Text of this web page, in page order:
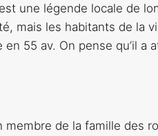
une légende locale de
mais les habitants de la
55 av. On pense qu’il a
membre de la famille des